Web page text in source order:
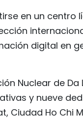
en un centro
digital en
Nuclear de Da
y nueve
Ciudad Ho Chi